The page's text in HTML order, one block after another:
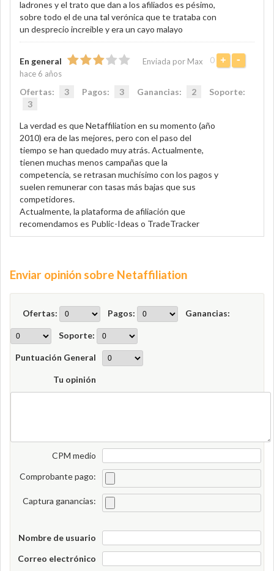
ladrones y el trato que dan a los afiliados es pésimo,
sobre todo el de una tal verónica que te trataba con
un desprecio increible y era un cayo malayo
0 + -
En general
Enviada por Max
hace 6 años
Ofertas: 3 Pagos: 3 Ganancias: 2
Soporte:
3
La verdad es que Netaffiliation en su momento (año
2010) era de las mejores, pero con el paso del
tiempo se han quedado muy atrás. Actualmente,
tienen muchas menos campañas que la
competencia, se retrasan muchísimo con los pagos y
suelen remunerar con tasas más bajas que sus
competidores.
Actualmente, la plataforma de afiliación que
recomendamos es Public-Ideas o TradeTracker
Enviar opinión sobre Netaffiliation
Ofertas: Pagos: Ganancias:
Soporte:
Puntuación General
Tu opinión
CPM medio
Comprobante pago:
Captura ganancias:
Nombre de usuario
Correo electrónico